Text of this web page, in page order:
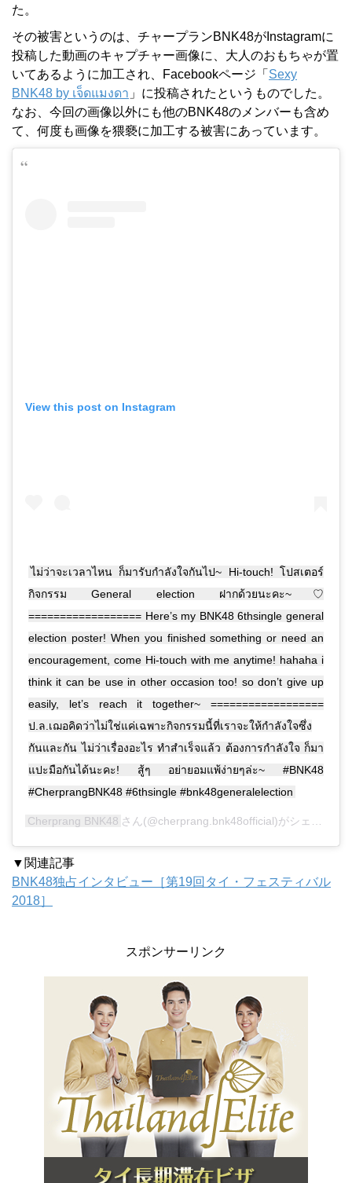
た。
その被害というのは、チャープランBNK48がInstagramに
投稿した動画のキャプチャー画像に、大人のおもちゃが置
いてあるように加工され、Facebookページ「 Sexy
BNK48 by เจ็ดแมงดา 」に投稿されたというものでした。
なお、今回の画像以外にも他のBNK48のメンバーも含め
て、何度も画像を猥褻に加工する被害にあっています。
View this post on Instagram
ไม่ว่าจะเวลาไหน ก็มารับกำลังใจกันไป~ Hi-touch! โปสเตอร์
กิจกรรม General election ฝากด้วยนะคะ~♡
================== Here’s my BNK48 6thsingle general
election poster! When you finished something or need an
encouragement, come Hi-touch with me anytime! hahaha i
think it can be use in other occasion too! so don’t give up
easily, let’s reach it together~ ==================
ป.ล.เฌอคิดว่าไม่ใช่แค่เฉพาะกิจกรรมนี้ที่เราจะให้กำลังใจซึ่ง
กันและกัน ไม่ว่าเรื่องอะไร ทำสำเร็จแล้ว ต้องการกำลังใจ ก็มา
แปะมือกันได้นะคะ! สู้ๆ อย่ายอมแพ้ง่ายๆล่ะ~ #BNK48
#CherprangBNK48 #6thsingle #bnk48generalelection
Cherprang BNK48 さん(@cherprang.bnk48official)がシェアした投稿 –
▼関連記事
BNK48独占インタビュー［第19回タイ・フェスティバル
2018］
スポンサーリンク